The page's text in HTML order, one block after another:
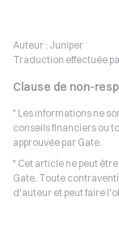
Auteur : Juniper
Traduction effectuée
Clause de non-
* Les informations ne
conseils financiers ou
approuvée par Gate.
* Cet article ne peut
Gate. Toute
d'auteur et peut faire